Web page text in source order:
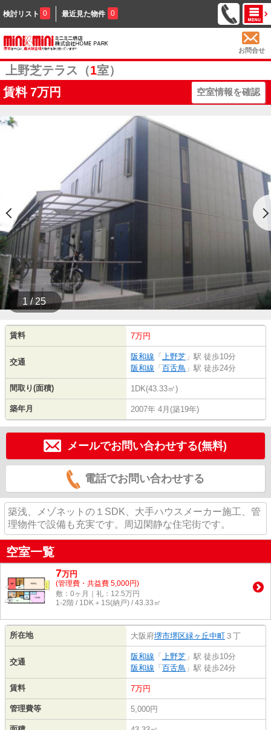
検討リスト 0 最近見た物件 0
お問合せ
上野芝テラス（1室）
賃料 7万円 空室情報を確認
1 / 25
賃料 7万円
交通
阪和線 「 上野芝 」駅 徒歩10分
阪和線 「 百舌鳥 」駅 徒歩24分
間取り(面積) 1DK(43.33㎡)
築年月 2007年 4月(築19年)
メールでお問い合わせする(無料)
電話でお問い合わせする
築浅、メゾネットの１SDK、大手ハウスメーカー施工、管
理物件で設備も充実です。周辺閑静な住宅街です。
空室一覧
7万円
(管理費・共益費 5,000円)
敷：0ヶ月｜礼：12.5万円
1-2階 / 1DK＋1S(納戸) / 43.33㎡
所在地 大阪府堺市堺区緑ヶ丘中町 ３丁
交通
阪和線 「 上野芝 」駅 徒歩10分
阪和線 「 百舌鳥 」駅 徒歩24分
賃料 7万円
管理費等 5,000円